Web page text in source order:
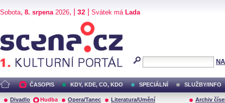
Sobota, 8. srpena2026, | 32 Svátek má Lada
ČASOPIS KDY, KDE, CO, KDO SPECIÁLNÍ SLUŽBY/INFO
Divadlo Hudba Opera/Tanec Literatura/Umění Archiv